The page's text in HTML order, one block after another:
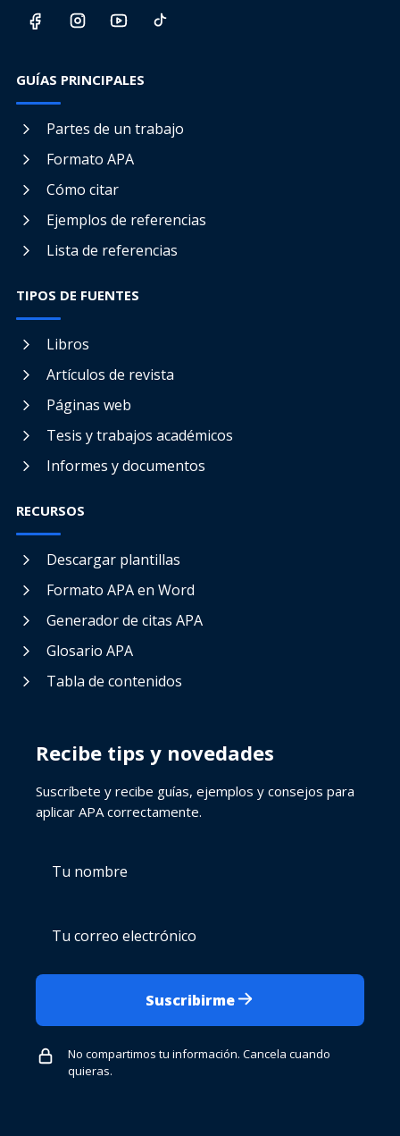
GUÍAS PRINCIPALES
Partes de un trabajo
Formato APA
Cómo citar
Ejemplos de referencias
Lista de referencias
TIPOS DE FUENTES
Libros
Artículos de revista
Páginas web
Tesis y trabajos académicos
Informes y documentos
RECURSOS
Descargar plantillas
Formato APA en Word
Generador de citas APA
Glosario APA
Tabla de contenidos
Recibe tips y novedades
Suscríbete y recibe guías, ejemplos y consejos para
aplicar APA correctamente.
nombre
correo
Suscribirme
No compartimos tu información. Cancela cuando
quieras.